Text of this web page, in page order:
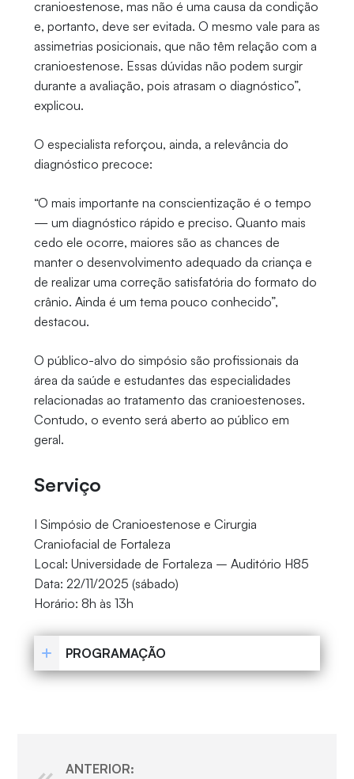
cranioestenose, mas não é uma causa da condição
e, portanto, deve ser evitada. O mesmo vale para as
assimetrias posicionais, que não têm relação com a
cranioestenose. Essas dúvidas não podem surgir
durante a avaliação, pois atrasam o diagnóstico”,
explicou.
O especialista reforçou, ainda, a relevância do
diagnóstico precoce:
“O mais importante na conscientização é o tempo
— um diagnóstico rápido e preciso. Quanto mais
cedo ele ocorre, maiores são as chances de
manter o desenvolvimento adequado da criança e
de realizar uma correção satisfatória do formato do
crânio. Ainda é um tema pouco conhecido”,
destacou.
O público-alvo do simpósio são profissionais da
área da saúde e estudantes das especialidades
relacionadas ao tratamento das cranioestenoses.
Contudo, o evento será aberto ao público em
geral.
Serviço
I Simpósio de Cranioestenose e Cirurgia
Craniofacial de Fortaleza
Local: Universidade de Fortaleza – Auditório H85
Data: 22/11/2025 (sábado)
Horário: 8h às 13h
PROGRAMAÇÃO
ANTERIOR: